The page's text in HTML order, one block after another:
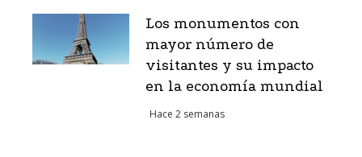
Los monumentos con
mayor número de
visitantes y su impacto
en la economía mundial
Hace 2 semanas